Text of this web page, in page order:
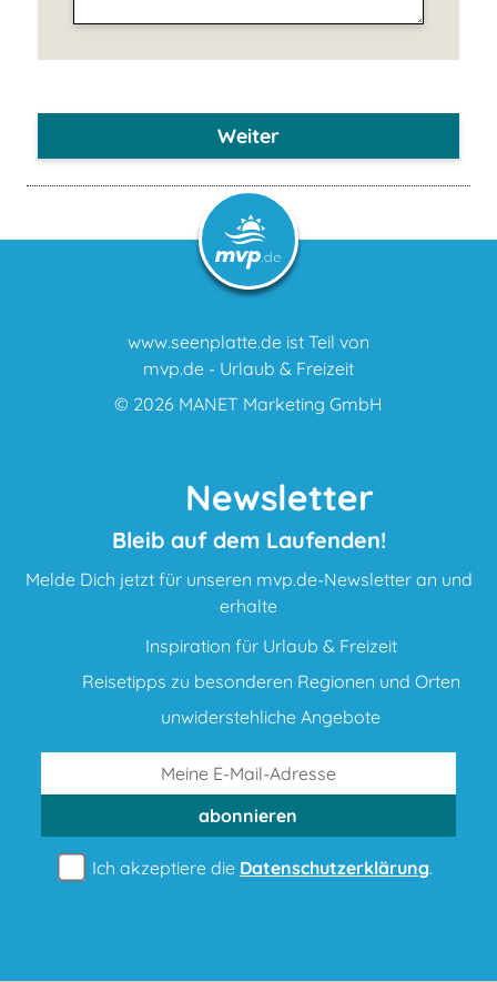
Weiter
www.seenplatte.de ist Teil von
mvp.de - Urlaub & Freizeit
© 2026 MANET Marketing GmbH
Newsletter
Bleib auf dem Laufenden!
Melde Dich jetzt für unseren mvp.de-Newsletter an und
erhalte
Inspiration für Urlaub & Freizeit
Reisetipps zu besonderen Regionen und Orten
unwiderstehliche Angebote
abonnieren
Ich akzeptiere die Datenschutzerklärung.